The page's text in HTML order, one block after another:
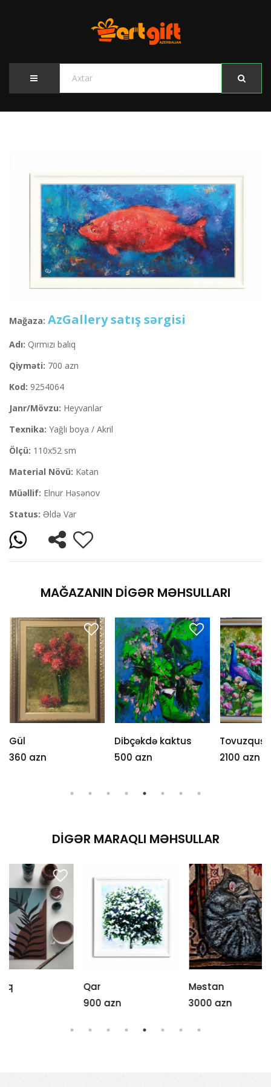
Mağaza: AzGallery satış sərgisi
Adı: Qırmızı balıq
Qiyməti: 700 azn
Kod: 9254064
Janr/Mövzu: Heyvanlar
Texnika: Yağlı boya / Akril
Ölçü: 110x52 sm
Material Növü: Kətan
Müəllif: Elnur Həsənov
Status: Əldə Var
MAĞAZANIN DIGƏR MƏHSULLARI
Gül
360 azn
Dibçəkdə kaktus
500 azn
Tovuzquşu
2100 azn
DIGƏR MARAQLI MƏHSULLAR
3000 azn
23 azn